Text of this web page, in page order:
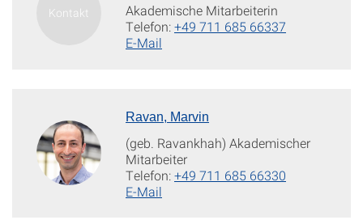
Akademische Mitarbeiterin
Telefon:+49 711 685 66337
E-Mail
Ravan, Marvin
(geb. Ravankhah) Akademischer
Mitarbeiter
Telefon:+49 711 685 66330
E-Mail